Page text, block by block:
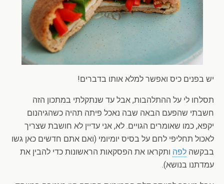
יש בפנים כיס ואפשר למלא אותו בדברים!
תסלחו לי על ההתלהבות, אבל עד שנתקלתי במתכון הזה
חשבתי שהפעם הבאה שבה נאכל פיתה תהיה כשהגיהנום
יקפא, כמו שאומרים הגויים. לא, אני עדיין לא חושבת שצריך
לאכול תחליפי לחם על בסיס יומיומי (ואם אתם חדשים כאן גשו
בבקשה לפה ותקראו את הפסקאות הראשונות כדי להבין את
עמדתנו בנושא).